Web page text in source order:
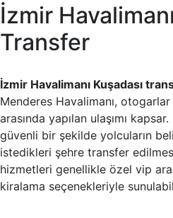
İzmir
Transfer
İzmir Havalimanı Kuşadası
Menderes Havalimanı,
arasında yapılan ulaşımı
güvenli bir şekilde yolcuların
istedikleri şehre transfer
hizmetleri genellikle özel vip
kiralama seçenekleriyle